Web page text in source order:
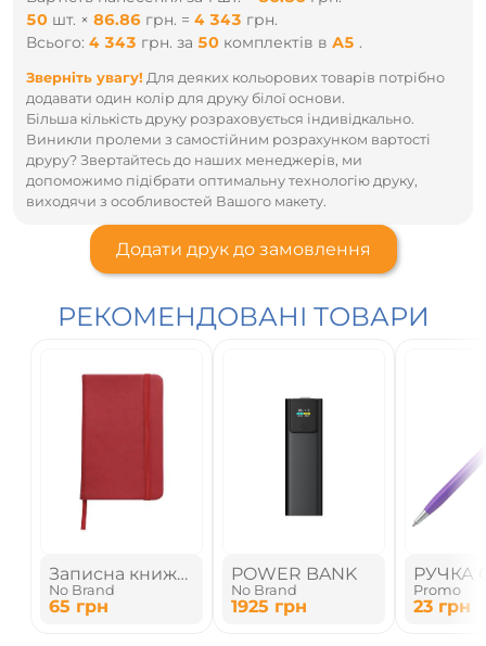
50 шт. × 86.86 грн. = 4 343 грн.
Всього: 4 343 грн. за 50 комплектів в А5 .
Зверніть увагу! Для деяких кольорових товарів потрібно
додавати один колір для друку білої основи.
Більша кількість друку розраховується індивідкально.
Виникли пролеми з самостійним розрахунком вартості
друру? Звертайтесь до наших менеджерів, ми
допоможимо підібрати оптимальну технологію друку,
виходячи з особливостей Вашого макету.
Додати друк до замовлення
РЕКОМЕНДОВАНІ ТОВАРИ
Записна книжка
в лінійку
No Brand
65 грн
POWER BANK
No Brand
1925 грн
РУЧКА
Promo
23 грн